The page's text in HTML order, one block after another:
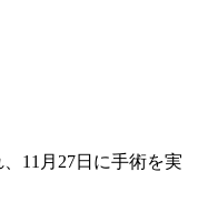
11月27日に手術を実